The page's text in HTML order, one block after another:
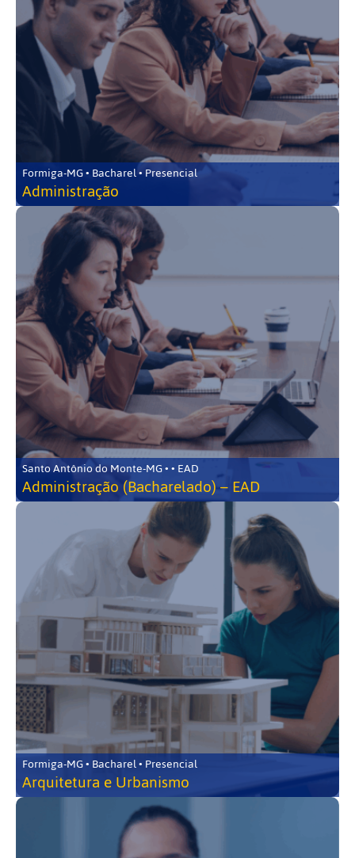
Formiga-MG • Bacharel • Presencial
Administração
Santo Antônio do Monte-MG • • EAD
Administração (Bacharelado) – EAD
Formiga-MG • Bacharel • Presencial
Arquitetura e Urbanismo